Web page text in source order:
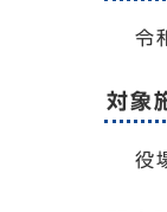
令
対象
役